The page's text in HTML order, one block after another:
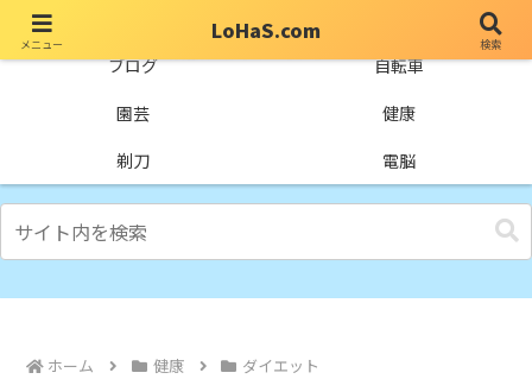
ブログ
自転車
園芸
健康
剃刀
電脳
ホーム 健康 ダイエット
メニュー
LoHaS.com
検索